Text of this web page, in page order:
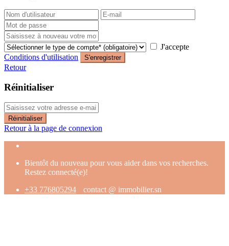
J'accepte
Conditions d'utilisation
S'enregistrer
Retour
Réinitialiser
Réinitialiser
Retour à la page de connexion
Bientôt du nouveau pour vous aider dans vos recherches.
Restez connecté(e)!
+33 776805294
contact @ immobilier.sn